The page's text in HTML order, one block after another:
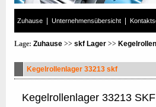
Zuhause Unternehmensübersicht
Lage: Zuhause >> skf Lager >>
Kegelrollenlager 33213 skf
Kegelrollenlager 33213